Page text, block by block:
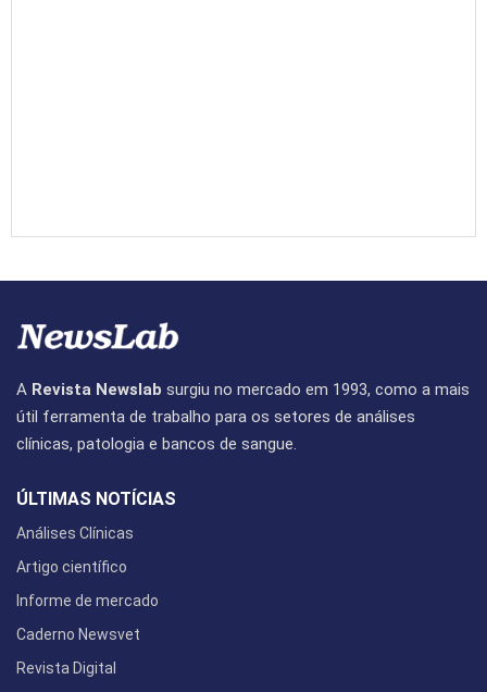
A Revista Newslab surgiu no mercado em 1993, como a mais
útil ferramenta de trabalho para os setores de análises
clínicas, patologia e bancos de sangue.
ÚLTIMAS NOTÍCIAS
Análises Clínicas
Artigo científico
Informe de mercado
Caderno Newsvet
Revista Digital